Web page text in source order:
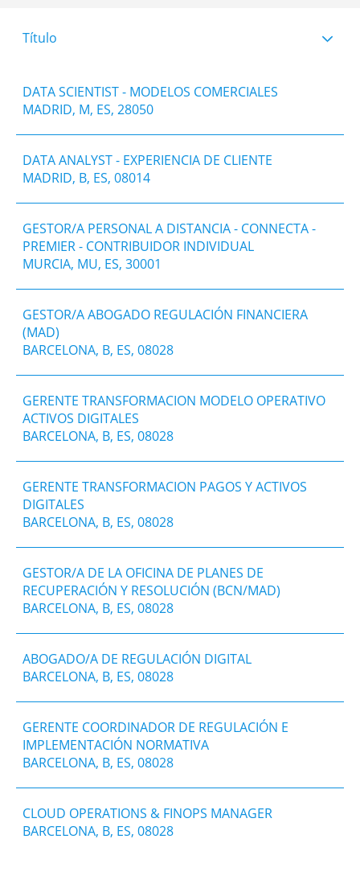
Título
DATA SCIENTIST - MODELOS COMERCIALES
MADRID, M, ES, 28050
DATA ANALYST - EXPERIENCIA DE CLIENTE
MADRID, B, ES, 08014
GESTOR/A PERSONAL A DISTANCIA - CONNECTA -
PREMIER - CONTRIBUIDOR INDIVIDUAL
MURCIA, MU, ES, 30001
GESTOR/A ABOGADO REGULACIÓN FINANCIERA
(MAD)
BARCELONA, B, ES, 08028
GERENTE TRANSFORMACION MODELO OPERATIVO
ACTIVOS DIGITALES
BARCELONA, B, ES, 08028
GERENTE TRANSFORMACION PAGOS Y ACTIVOS
DIGITALES
BARCELONA, B, ES, 08028
GESTOR/A DE LA OFICINA DE PLANES DE
RECUPERACIÓN Y RESOLUCIÓN (BCN/MAD)
BARCELONA, B, ES, 08028
ABOGADO/A DE REGULACIÓN DIGITAL
BARCELONA, B, ES, 08028
GERENTE COORDINADOR DE REGULACIÓN E
IMPLEMENTACIÓN NORMATIVA
BARCELONA, B, ES, 08028
CLOUD OPERATIONS & FINOPS MANAGER
BARCELONA, B, ES, 08028